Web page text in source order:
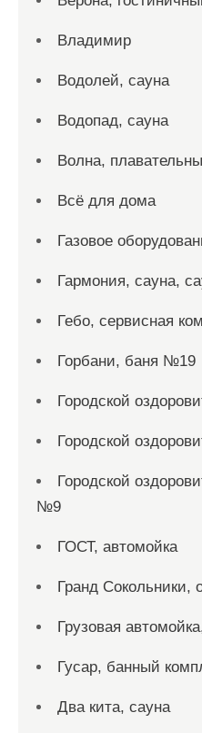
Владимир
Водолей, сауна
Водопад, сауна
Волна,
Всё для дома
Газовое
Гармония, сауна,
Гебо, сервисная
Горбани, баня №19
Городской
Городской
Городской
№9
ГОСТ, автомойка
Гранд Сокольники,
Грузовая
Гусар, банный
Два кита, сауна